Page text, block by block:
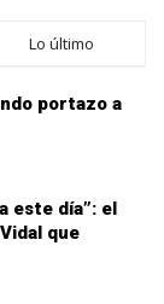
Lo último
portazo a
este día”: el
que